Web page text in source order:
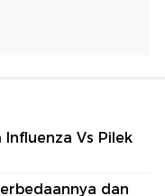
Vs Pilek
dan